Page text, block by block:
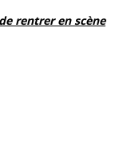
rentrer en scène